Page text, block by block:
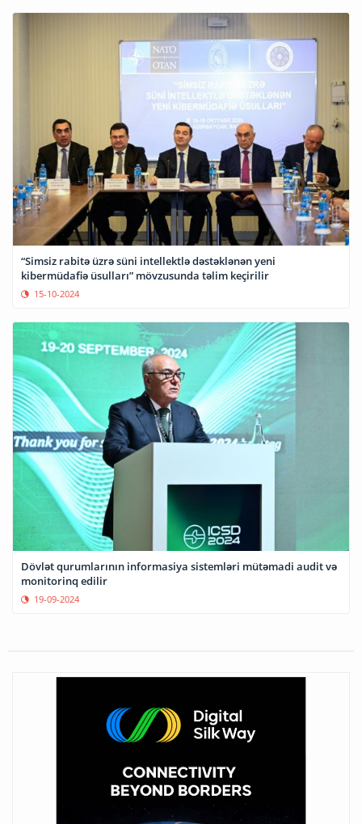
“Simsiz rabitə üzrə süni intellektlə dəstəklənən yeni
kibermüdafiə üsulları” mövzusunda təlim keçirilir
15-10-2024
Dövlət qurumlarının informasiya sistemləri mütəmadi audit və
monitorinq edilir
19-09-2024